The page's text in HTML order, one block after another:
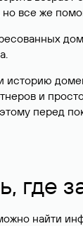
все же
историю
и
перед
где
найти